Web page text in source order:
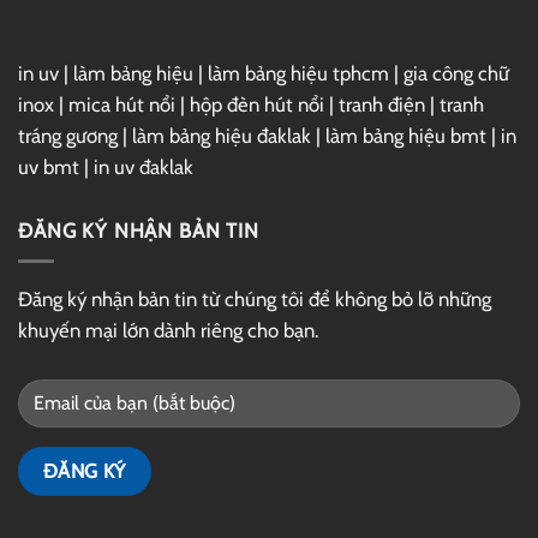
in uv | làm bảng hiệu | làm bảng hiệu tphcm | gia công chữ
inox | mica hút nổi | hộp đèn hút nổi | tranh điện | tranh
tráng gương | làm bảng hiệu đaklak | làm bảng hiệu bmt | in
uv bmt | in uv đaklak
ĐĂNG KÝ NHẬN BẢN TIN
Đăng ký nhận bản tin từ chúng tôi để không bỏ lỡ những
khuyến mại lớn dành riêng cho bạn.